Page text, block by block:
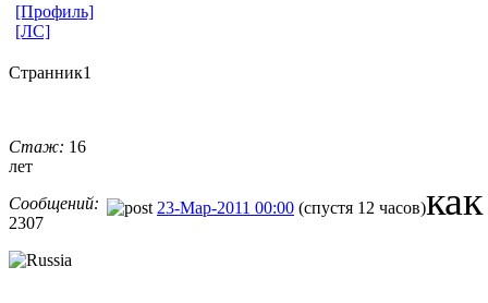
[Профиль]
[ЛС]
Странник1
Стаж: 16
лет
Сообщений:
2307
23-Мар-2011 00:00 (спустя 12 часов)